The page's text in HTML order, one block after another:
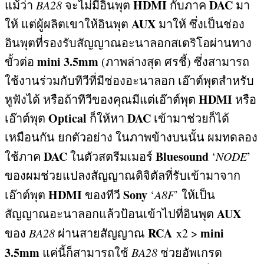
แม้ว่า BA28 จะไม่มีอินพุต HDMI กับภาค DAC มา
ให้ แต่ผู้ผลิตเขาให้อินพุต AUX มาให้ ซึ่งเป็นช่อง
อินพุตที่รองรับสัญญาณอะนาลอกสเตริโอผ่านทาง
ขั้วต่อ mini 3.5mm (ภาพล่างสุด ศรชี้) ซึ่งสามารถ
ใช้งานร่วมกับทีวีที่มีช่องอะนาลอก เอ๊าต์พุตสำหรับ
หูฟังได้ หรือถ้าทีวีของคุณมีแต่เอ๊าต์พุต HDMI หรือ
เอ๊าต์พุต Optical ก็ให้หา DAC เข้ามาช่วยก็ได้
เหมือนกัน ยกตัวอย่าง ในภาพข้างบนนั้น ผมทดลอง
ใช้ภาค DACในตัวสตรีมเมอร์ Bluesound ‘NODE’
ของผมช่วยแปลงสัญญาณดิจิตัลที่รับเข้ามาจาก
เอ๊าต์พุต HDMI ของทีวี Sony ‘A8F’ ให้เป็น
สัญญาณอะนาลอกแล้วป้อนเข้าไปที่อินพุต AUX
ของ BA28 ผ่านสายสัญญาณ RCA x2 > mini
3.5mm แค่นี้ก็สามารถใช้ BA28 ช่วยอัพเกรด